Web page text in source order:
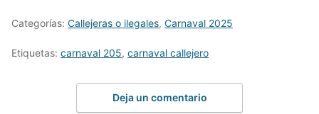
Categorías: Callejeras o ilegales, Carnaval 2025
Etiquetas: carnaval 205, carnaval callejero
Deja un comentario